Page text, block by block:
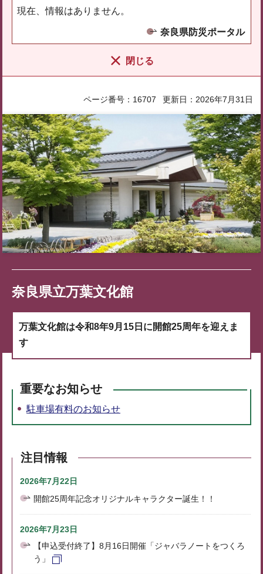
現在、情報はありません。
奈良県防災ポータル
閉じる
ページ番号：16707 更新日：2026年7月31日
奈良県立万葉文化館
万葉文化館は令和8年9月15日に開館25周年を迎えま
す
重要なお知らせ
駐車場有料のお知らせ
注目情報
2026年7月22日
開館25周年記念オリジナルキャラクター誕生！！
2026年7月23日
【申込受付終了】8月16日開催「ジャバラノートをつくろ
う」